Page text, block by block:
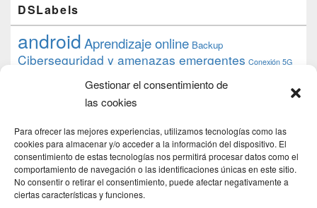
Gestionar el consentimiento de
las cookies
Para ofrecer las mejores experiencias, utilizamos tecnologías como las
cookies para almacenar y/o acceder a la información del dispositivo. El
consentimiento de estas tecnologías nos permitirá procesar datos como el
comportamiento de navegación o las identificaciones únicas en este sitio.
No consentir o retirar el consentimiento, puede afectar negativamente a
ciertas características y funciones.
DSLabels
androidAprendizaje online Backup
Ciberseguridad y amenazas emergentes Conexión 5G
datos debian desarrollo web
Formación Google
iphone
proyecto PS4 python Raspberryraspberrypi
raspbian review Servidor Web Sostenibilidad
tecnológicaTecnología torrent
transmissiontutorial ubuntu server Windows